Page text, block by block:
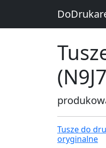
Tusze do
oryginalne